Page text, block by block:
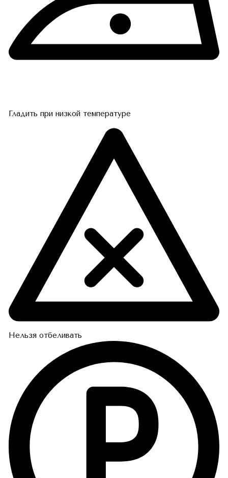
Гладить при низкой температуре
Нельзя отбеливать